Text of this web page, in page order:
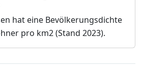
hat eine Bevölkerungsdichte
pro km2 (Stand 2023).